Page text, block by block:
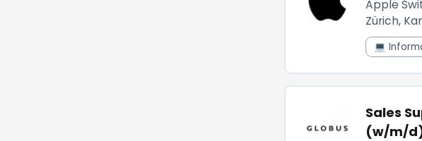
Apple
Zürich,
💻
Sales
(w/m/